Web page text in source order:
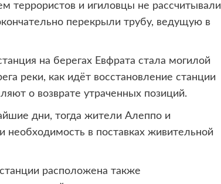
террористов и игиловцы не рассчитывали
перекрыли трубу, ведущую в
на берегах Евфрата стала могилой
реки, как идёт восстановление станции
о возврате утраченных позиций.
дни, тогда жители Алеппо и
необходимость в поставках живительной
расположена также